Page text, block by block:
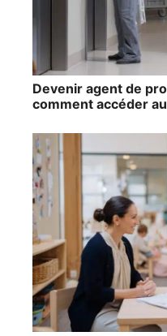
Devenir agent de
comment accéder